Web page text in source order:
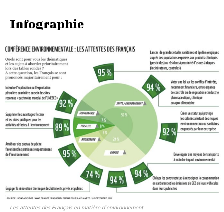
Infographie
Les attentes des Français en matière d’environnement